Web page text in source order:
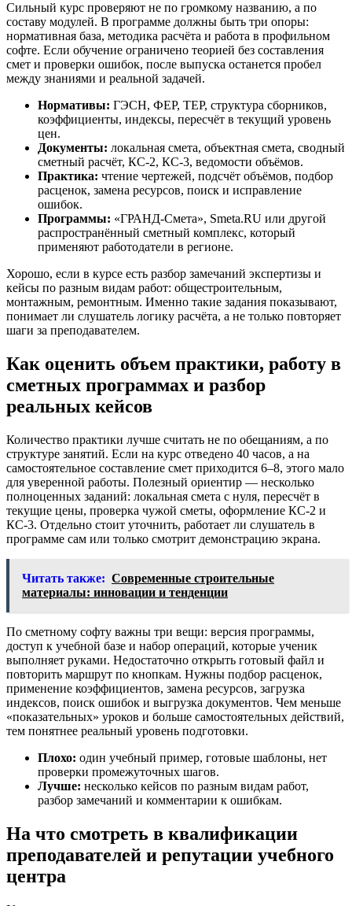
Сильный курс проверяют не по громкому названию, а по
составу модулей. В программе должны быть три опоры:
нормативная база, методика расчёта и работа в профильном
софте. Если обучение ограничено теорией без составления
смет и проверки ошибок, после выпуска останется пробел
между знаниями и реальной задачей.
Нормативы: ГЭСН, ФЕР, ТЕР, структура сборников,
коэффициенты, индексы, пересчёт в текущий уровень
цен.
Документы: локальная смета, объектная смета, сводный
сметный расчёт, КС-2, КС-3, ведомости объёмов.
Практика: чтение чертежей, подсчёт объёмов, подбор
расценок, замена ресурсов, поиск и исправление
ошибок.
Программы: «ГРАНД-Смета», Smeta.RU или другой
распространённый сметный комплекс, который
применяют работодатели в регионе.
Хорошо, если в курсе есть разбор замечаний экспертизы и
кейсы по разным видам работ: общестроительным,
монтажным, ремонтным. Именно такие задания показывают,
понимает ли слушатель логику расчёта, а не только повторяет
шаги за преподавателем.
Как оценить объем практики, работу в
сметных программах и разбор
реальных кейсов
Количество практики лучше считать не по обещаниям, а по
структуре занятий. Если на курс отведено 40 часов, а на
самостоятельное составление смет приходится 6–8, этого мало
для уверенной работы. Полезный ориентир — несколько
полноценных заданий: локальная смета с нуля, пересчёт в
текущие цены, проверка чужой сметы, оформление КС-2 и
КС-3. Отдельно стоит уточнить, работает ли слушатель в
программе сам или только смотрит демонстрацию экрана.
Читать также: Современные строительные
материалы: инновации и тенденции
По сметному софту важны три вещи: версия программы,
доступ к учебной базе и набор операций, которые ученик
выполняет руками. Недостаточно открыть готовый файл и
повторить маршрут по кнопкам. Нужны подбор расценок,
применение коэффициентов, замена ресурсов, загрузка
индексов, поиск ошибок и выгрузка документов. Чем меньше
«показательных» уроков и больше самостоятельных действий,
тем понятнее реальный уровень подготовки.
Плохо: один учебный пример, готовые шаблоны, нет
проверки промежуточных шагов.
Лучше: несколько кейсов по разным видам работ,
разбор замечаний и комментарии к ошибкам.
На что смотреть в квалификации
преподавателей и репутации учебного
центра